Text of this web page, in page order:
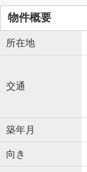
物件概要
所在地
交通
築年月
向き